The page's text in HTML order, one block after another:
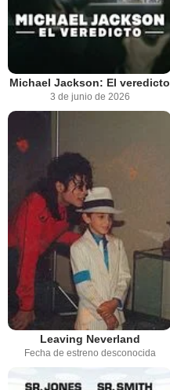
Michael Jackson: El veredicto
3 de junio de 2026
Leaving Neverland
Fecha de estreno desconocida